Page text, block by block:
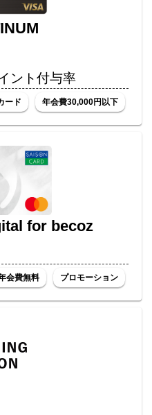
ント付与率
ード 年会費30,000円以下
for becoz
会費無料 プロモーション